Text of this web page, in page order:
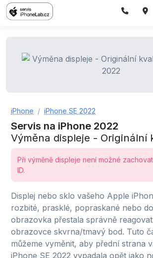
iPhone iPhone SE 2022
Servis na iPhone 2022
Výměna displeje - Originální
Při výměně displeje není možné
ID.
Displej nebo sklo vašeho Apple
rozbité, prasklé, popraskané nebo
obrazovka přestala správně
obrazovce skvrna/tmavý bod. Tuto
můžeme vyměnit, aby přední strana
iPhone SE 2022 vypadala opět jako